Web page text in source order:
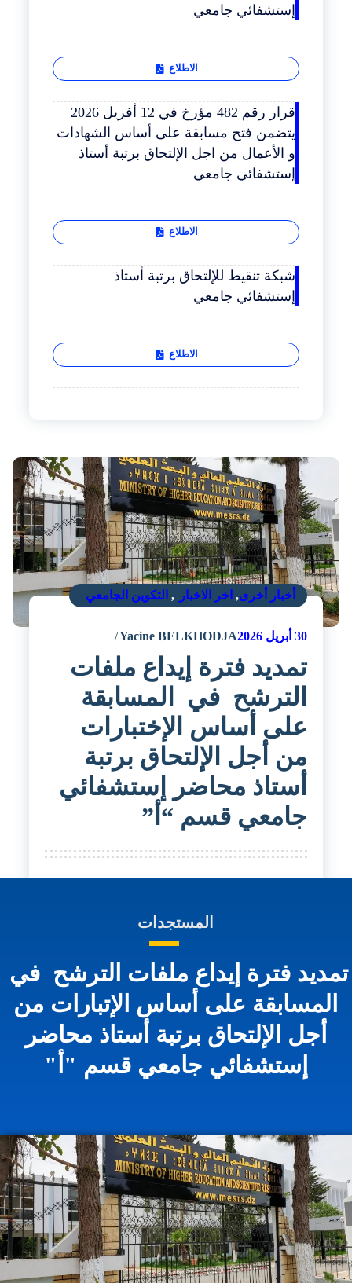
إستشفائي جامعي
الاطلاع
قرار رقم 482 مؤرخ في 12 أفريل 2026
يتضمن فتح مسابقة على أساس الشهادات
و الأعمال من اجل الإلتحاق برتبة أستاذ
إستشفائي جامعي
الاطلاع
شبكة تنقيط للإلتحاق برتبة أستاذ
إستشفائي جامعي
الاطلاع
أخبار أخرى,اخر الاخبار التكوين الجامعي
30أبريل 2026 Yacine BELKHODJA
تمديد فترة إيداع ملفات
الترشح في المسابقة
على أساس الإختبارات
من أجل الإلتحاق برتبة
أستاذ محاضر إستشفائي
جامعي قسم “أ”
المستجدات
فترة إيداع ملفات الترشح في
المسابقة على أساس الإتبارات من
أجل الإلتحاق برتبة أستاذ محاضر
إستشفائي جامعي قسم "أ"